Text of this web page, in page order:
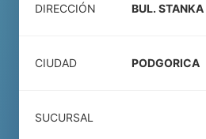
DIRECCIÓN BUL.
CIUDAD PODGORICA
SUCURSAL